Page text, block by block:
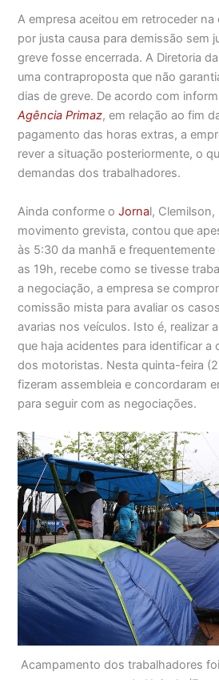
A empresa aceitou em retroceder
por justa causa para demissão sem
greve fosse encerrada. A Diretoria
uma contraproposta que não
dias de greve. De acordo com
Agência Primaz, em relação ao fim
pagamento das horas extras, a
rever a situação posteriormente, o
demandas dos trabalhadores.
Ainda conforme oJornal,
movimento grevista, contou que
às 5:30 da manhã e
as 19h, recebe como se tivesse
a negociação, a empresa se
comissão mista para avaliar os
avarias nos veículos. Isto é, realizar
que haja acidentes para identificar a
dos motoristas. Nesta quinta-feira
fizeram assembleia e concordaram
para seguir com as negociações.
Acampamento dos trabalhadores